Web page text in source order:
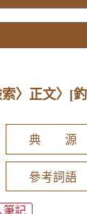
〉正文〉 [
典 源
參考詞語
筆記